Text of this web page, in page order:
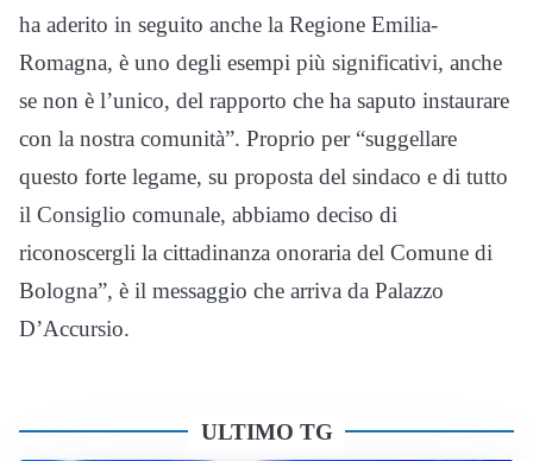
ha aderito in seguito anche la Regione Emilia-
Romagna, è uno degli esempi più significativi, anche
se non è l’unico, del rapporto che ha saputo instaurare
con la nostra comunità”. Proprio per “suggellare
questo forte legame, su proposta del sindaco e di tutto
il Consiglio comunale, abbiamo deciso di
riconoscergli la cittadinanza onoraria del Comune di
Bologna”, è il messaggio che arriva da Palazzo
D’Accursio.
ULTIMO TG